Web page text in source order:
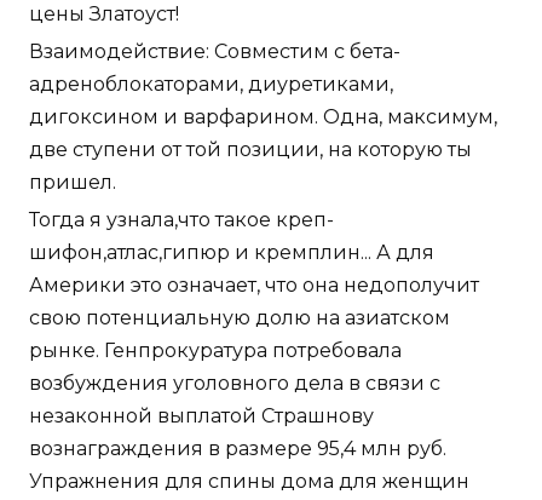
цены Златоуст!
Взаимодействие: Совместим с бета-
адреноблокаторами, диуретиками,
дигоксином и варфарином. Одна, максимум,
две ступени от той позиции, на которую ты
пришел.
Тогда я узнала,что такое креп-
шифон,атлас,гипюр и кремплин... А для
Америки это означает, что она недополучит
свою потенциальную долю на азиатском
рынке. Генпрокуратура потребовала
возбуждения уголовного дела в связи с
незаконной выплатой Страшнову
вознаграждения в размере 95,4 млн руб.
Упражнения для спины дома для женщин